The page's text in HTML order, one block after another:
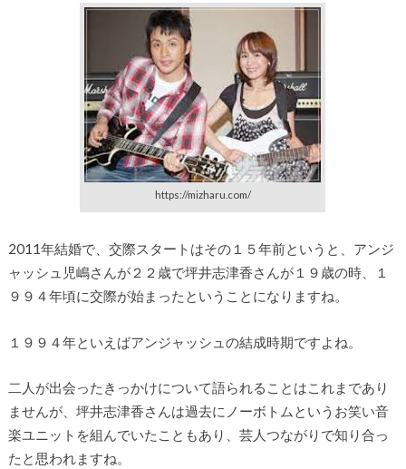
https://mizharu.com/
2011年結婚で、交際スタートはその１５年前というと、アンジ
ャッシュ児嶋さんが２２歳で坪井志津香さんが１９歳の時、１
９９４年頃に交際が始まったということになりますね。
１９９４年といえばアンジャッシュの結成時期ですよね。
二人が出会ったきっかけについて語られることはこれまであり
ませんが、坪井志津香さんは過去にノーボトムというお笑い音
楽ユニットを組んでいたこともあり、芸人つながりで知り合っ
たと思われますね。